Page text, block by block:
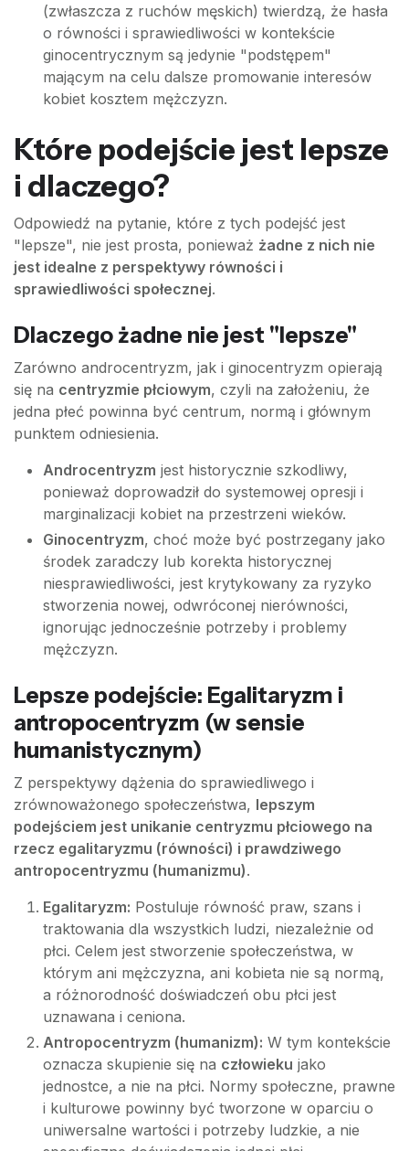
(zwłaszcza z ruchów męskich) twierdzą, że hasła
o równości i sprawiedliwości w kontekście
ginocentrycznym są jedynie "podstępem"
mającym na celu dalsze promowanie interesów
kobiet kosztem mężczyzn.
Które podejście jest lepsze
i dlaczego?
Odpowiedź na pytanie, które z tych podejść jest
"lepsze", nie jest prosta, ponieważ żadne z nich nie
jest idealne z perspektywy równości i
sprawiedliwości społecznej.
Dlaczego żadne nie jest "lepsze"
Zarówno androcentryzm, jak i ginocentryzm opierają
się na centryzmie płciowym, czyli na założeniu, że
jedna płeć powinna być centrum, normą i głównym
punktem odniesienia.
Androcentryzm jest historycznie szkodliwy,
ponieważ doprowadził do systemowej opresji i
marginalizacji kobiet na przestrzeni wieków.
Ginocentryzm, choć może być postrzegany jako
środek zaradczy lub korekta historycznej
niesprawiedliwości, jest krytykowany za ryzyko
stworzenia nowej, odwróconej nierówności,
ignorując jednocześnie potrzeby i problemy
mężczyzn.
Lepsze podejście: Egalitaryzm i
antropocentryzm (w sensie
humanistycznym)
Z perspektywy dążenia do sprawiedliwego i
zrównoważonego społeczeństwa, lepszym
podejściem jest unikanie centryzmu płciowego na
rzecz egalitaryzmu (równości) i prawdziwego
antropocentryzmu (humanizmu).
Egalitaryzm: Postuluje równość praw, szans i
traktowania dla wszystkich ludzi, niezależnie od
płci. Celem jest stworzenie społeczeństwa, w
którym ani mężczyzna, ani kobieta nie są normą,
a różnorodność doświadczeń obu płci jest
uznawana i ceniona.
Antropocentryzm (humanizm): W tym kontekście
oznacza skupienie się na człowieku jako
jednostce, a nie na płci. Normy społeczne, prawne
i kulturowe powinny być tworzone w oparciu o
uniwersalne wartości i potrzeby ludzkie, a nie